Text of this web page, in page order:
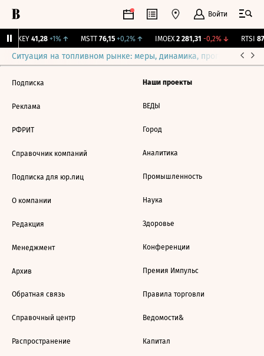
Войти
OKEY 41,28 +1%↑ MSTT 76,15 +0,2%↑ IMOEX 2 281,31 -0,2%↓ RTSI
Ситуация на топливном рынке: меры, динамика, прогнозы
Подписка
Реклама
РФРИТ
Справочник компаний
Подписка для юр.лиц
О компании
Редакция
Менеджмент
Архив
Обратная связь
Справочный центр
Распространение
Наши проекты
ВЕДЫ
Город
Аналитика
Промышленность
Наука
Здоровье
Конференции
Премия Импульс
Правила торговли
Ведомости&
Капитал